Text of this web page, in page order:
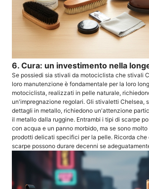
6. Cura: un investimento nella
Se possiedi sia stivali da motociclista che stivali
loro manutenzione è fondamentale per la loro
motociclista, realizzati in pelle naturale,
un'impregnazione regolari. Gli stivaletti Chelsea,
dettagli in metallo, richiedono un'attenzione
il metallo dalla ruggine. Entrambi i tipi di scarpe
con acqua e un panno morbido, ma se sono
prodotti delicati specifici per la pelle. Ricorda che
scarpe possono durare decenni se